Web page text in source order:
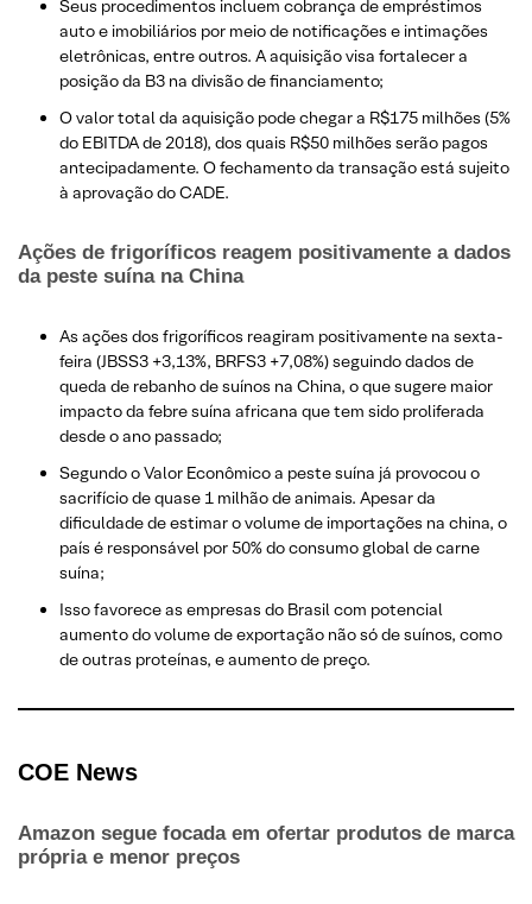
Seus procedimentos incluem cobrança de empréstimos
auto e imobiliários por meio de notificações e intimações
eletrônicas, entre outros. A aquisição visa fortalecer a
posição da B3 na divisão de financiamento;
O valor total da aquisição pode chegar a R$175 milhões (5%
do EBITDA de 2018), dos quais R$50 milhões serão pagos
antecipadamente. O fechamento da transação está sujeito
à aprovação do CADE.
Ações de frigoríficos reagem positivamente a dados
da peste suína na China
As ações dos frigoríficos reagiram positivamente na sexta-
feira (JBSS3 +3,13%, BRFS3 +7,08%) seguindo dados de
queda de rebanho de suínos na China, o que sugere maior
impacto da febre suína africana que tem sido proliferada
desde o ano passado;
Segundo o Valor Econômico a peste suína já provocou o
sacrifício de quase 1 milhão de animais. Apesar da
dificuldade de estimar o volume de importações na china, o
país é responsável por 50% do consumo global de carne
suína;
Isso favorece as empresas do Brasil com potencial
aumento do volume de exportação não só de suínos, como
de outras proteínas, e aumento de preço.
COE News
Amazon segue focada em ofertar produtos de marca
própria e menor preços